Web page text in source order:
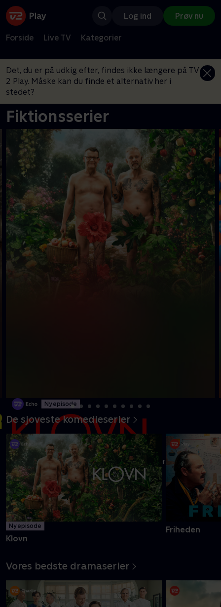
Log ind Prøv nu
Forside Live TV Kategorier
Det, du er på udkig efter, findes ikke længere på TV
2 Play. Måske kan du finde et alternativ her i
stedet?
Fiktionsserier
Ny episode
Danmarks pinligste makkerpar Frank og Casper navigerer livet
med tvivlsom succes
Mere info
De sjoveste komedieserier
Ny episode
Klovn
Friheden
Vores bedste dramaserier